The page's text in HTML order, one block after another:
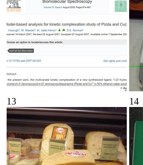
13 14